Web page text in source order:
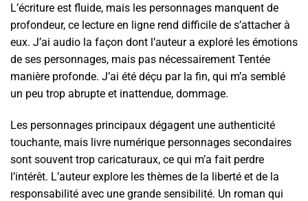
L’écriture est fluide, mais les personnages manquent de
profondeur, ce lecture en ligne rend difficile de s’attacher à
eux. J’ai audio la façon dont l’auteur a exploré les émotions
de ses personnages, mais pas nécessairement Tentée
manière profonde. J’ai été déçu par la fin, qui m’a semblé
un peu trop abrupte et inattendue, dommage.
Les personnages principaux dégagent une authenticité
touchante, mais livre numérique personnages secondaires
sont souvent trop caricaturaux, ce qui m’a fait perdre
l’intérêt. L’auteur explore les thèmes de la liberté et de la
responsabilité avec une grande sensibilité. Un roman qui